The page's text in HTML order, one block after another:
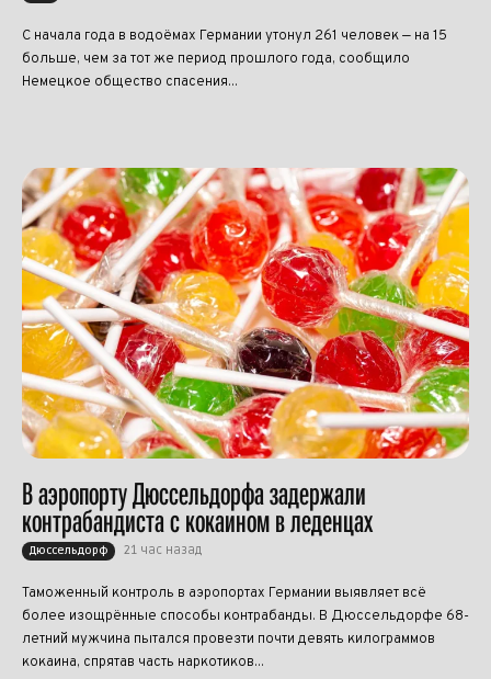
С начала года в водоёмах Германии утонул 261 человек — на 15
больше, чем за тот же период прошлого года, сообщило
Немецкое общество спасения...
В аэропорту Дюссельдорфа задержали
контрабандиста с кокаином в леденцах
Дюссельдорф 21 час назад
Таможенный контроль в аэропортах Германии выявляет всё
более изощрённые способы контрабанды. В Дюссельдорфе 68-
летний мужчина пытался провезти почти девять килограммов
кокаина, спрятав часть наркотиков...